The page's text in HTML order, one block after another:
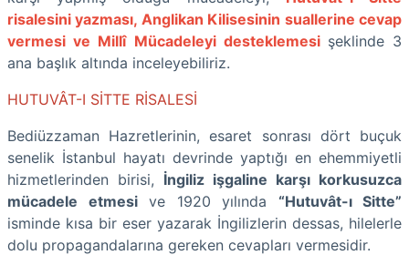
risalesini yazması, Anglikan Kilisesinin suallerine cevap
vermesi ve Millî Mücadeleyi desteklemesi şeklinde 3
ana başlık altında inceleyebiliriz.
HUTUVÂT-I SİTTE RİSALESİ
Bediüzzaman Hazretlerinin, esaret sonrası dört buçuk
senelik İstanbul hayatı devrinde yaptığı en ehemmiyetli
hizmetlerinden birisi, İngiliz işgaline karşı korkusuzca
mücadele etmesive 1920 yılında “Hutuvât-ı Sitte”
isminde kısa bir eser yazarak İngilizlerin dessas, hilelerle
dolu propagandalarına gereken cevapları vermesidir.